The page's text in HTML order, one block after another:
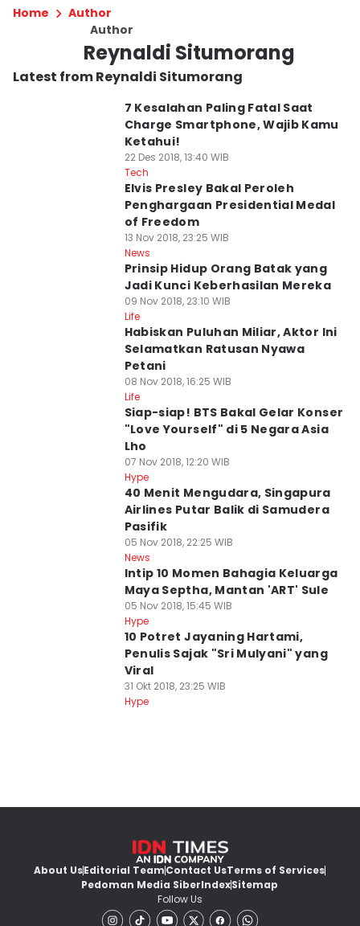
Home
Author
Author
Reynaldi Situmorang
Latest from Reynaldi Situmorang
7 Kesalahan Paling Fatal Saat
Charge Smartphone, Wajib Kamu
Ketahui!
22 Des 2018, 13:40 WIB
Tech
Elvis Presley Bakal Peroleh
Penghargaan Presidential Medal
of Freedom
13 Nov 2018, 23:25 WIB
News
Prinsip Hidup Orang Batak yang
Jadi Kunci Keberhasilan Mereka
09 Nov 2018, 23:10 WIB
Life
Habiskan Puluhan Miliar, Aktor Ini
Selamatkan Ratusan Nyawa
Petani
08 Nov 2018, 16:25 WIB
Life
Siap-siap! BTS Bakal Gelar Konser
"Love Yourself" di 5 Negara Asia
Lho
07 Nov 2018, 12:20 WIB
Hype
40 Menit Mengudara, Singapura
Airlines Putar Balik di Samudera
Pasifik
05 Nov 2018, 22:25 WIB
News
Intip 10 Momen Bahagia Keluarga
Maya Septha, Mantan 'ART' Sule
05 Nov 2018, 15:45 WIB
Hype
10 Potret Jayaning Hartami,
Penulis Sajak "Sri Mulyani" yang
Viral
31 Okt 2018, 23:25 WIB
Hype
About UsEditorial TeamContact UsTerms of Services
Pedoman Media SiberIndexSitemap
Follow Us